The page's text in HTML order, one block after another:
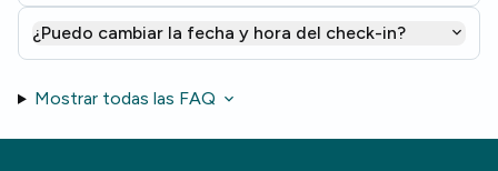
¿Puedo cambiar la fecha y hora del check-in?
Mostrar todas las FAQ